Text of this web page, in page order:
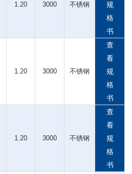
1.20 3000 不锈钢
规
格
书
1.20 3000 不锈钢
查
看
规
格
书
1.20 3000 不锈钢
查
看
规
格
书